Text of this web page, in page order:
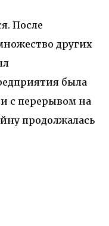
После
других
была
и с перерывом на
продолжалась